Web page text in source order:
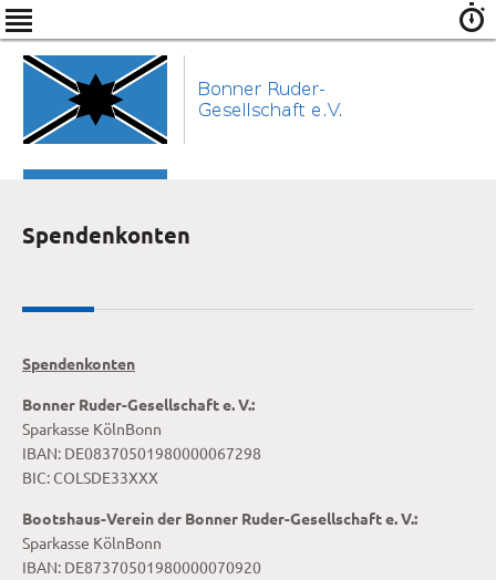
Spendenkonten
Spendenkonten
Bonner Ruder-Gesellschaft e. V.:
Sparkasse KölnBonn
IBAN: DE08370501980000067298
BIC: COLSDE33XXX
Bootshaus-Verein der Bonner Ruder-Gesellschaft e. V.:
Sparkasse KölnBonn
IBAN: DE87370501980000070920